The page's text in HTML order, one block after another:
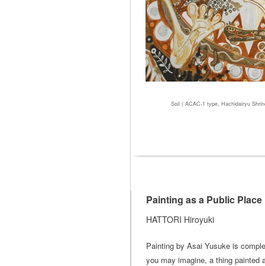
Soil ( ACAC-1 type, Hachidairyu
Painting as a Public Place
HATTORI Hiroyuki
Painting by Asai Yusuke is
you may imagine, a thing painted